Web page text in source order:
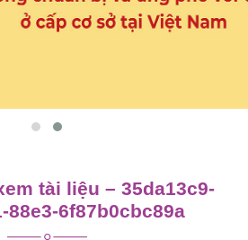
tài liệu – 35da13c9-
88e3-6f87b0cbc89a